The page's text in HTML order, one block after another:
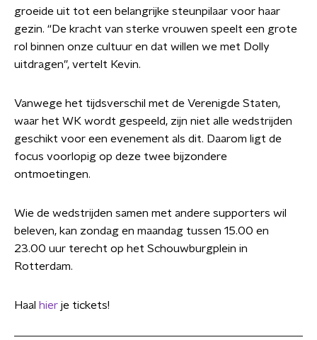
groeide uit tot een belangrijke steunpilaar voor haar
gezin. “De kracht van sterke vrouwen speelt een grote
rol binnen onze cultuur en dat willen we met Dolly
uitdragen”, vertelt Kevin.
Vanwege het tijdsverschil met de Verenigde Staten,
waar het WK wordt gespeeld, zijn niet alle wedstrijden
geschikt voor een evenement als dit. Daarom ligt de
focus voorlopig op deze twee bijzondere
ontmoetingen.
Wie de wedstrijden samen met andere supporters wil
beleven, kan zondag en maandag tussen 15.00 en
23.00 uur terecht op het Schouwburgplein in
Rotterdam.
Haal hier je tickets!